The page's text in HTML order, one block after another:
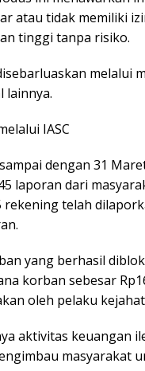
atau tidak memiliki
tinggi tanpa risiko.
melalui
lainnya.
IASC
dengan 31
laporan dari
telah
yang berhasil
korban sebesar
oleh pelaku
aktivitas keuangan
masyarakat